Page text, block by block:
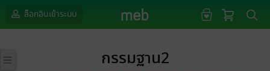
ล็อกอินเข้าระบบ
กรรมฐาน2